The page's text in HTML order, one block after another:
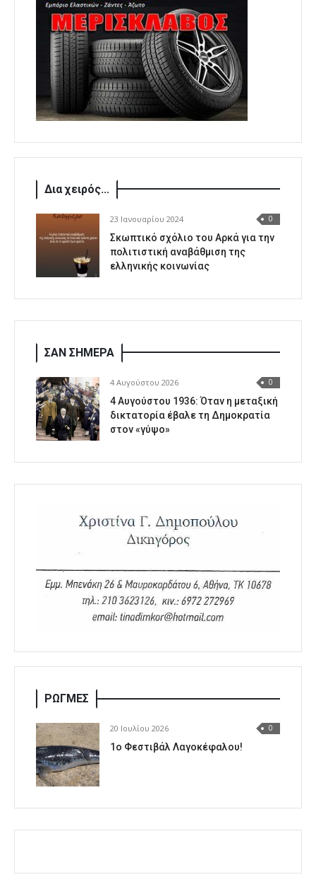
Δια χειρός...
23 Ιανουαρίου 2024 0
Σκωπτικό σχόλιο του Αρκά για την
πολιτιστική αναβάθμιση της
ελληνικής κοινωνίας
ΣΑΝ ΣΗΜΕΡΑ
4 Αυγούστου 2026 0
4 Αυγούστου 1936: Όταν η μεταξική
δικτατορία έβαλε τη Δημοκρατία
στον «γύψο»
ΡΩΓΜΕΣ
20 Ιουλίου 2026 0
1o Φεστιβάλ Λαγοκέφαλου!